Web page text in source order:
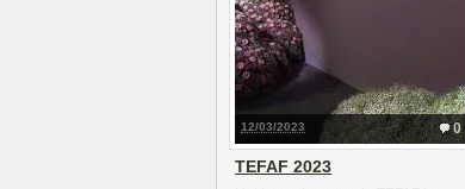
0
12/03/2023
TEFAF 2023